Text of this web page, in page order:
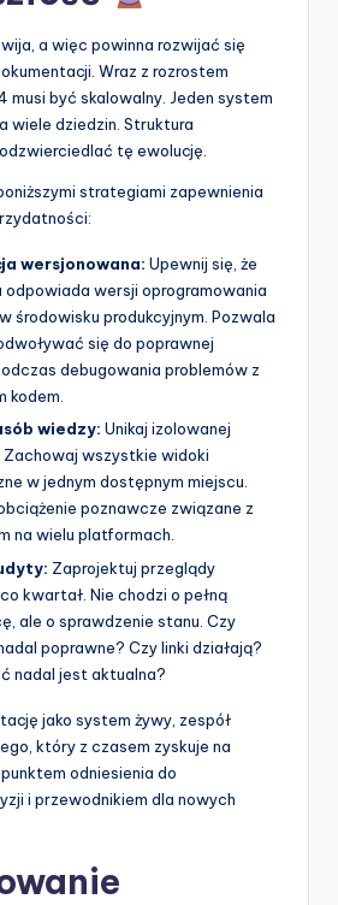
a więc powinna rozwijać się
Wraz z rozrostem
musi być skalowalny. Jeden system
wiele dziedzin. Struktura
tę ewolucję.
strategiami zapewnienia
wersjonowana: Upewnij się, że
odpowiada wersji oprogramowania
środowisku produkcyjnym. Pozwala
się do poprawnej
debugowania problemów z
kodem.
wiedzy: Unikaj izolowanej
Zachowaj wszystkie widoki
w jednym dostępnym miejscu.
poznawcze związane z
na wielu platformach.
Zaprojektuj przeglądy
kwartał. Nie chodzi o pełną
ale o sprawdzenie stanu. Czy
poprawne? Czy linki działają?
nadal jest aktualna?
jako system żywy, zespół
który z czasem zyskuje na
odniesienia do
i przewodnikiem dla nowych